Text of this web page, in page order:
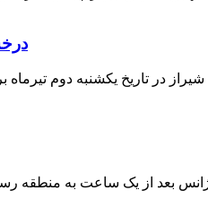
در تاریخ یکشنبه دوم
بعد از یک ساعت به منطقه